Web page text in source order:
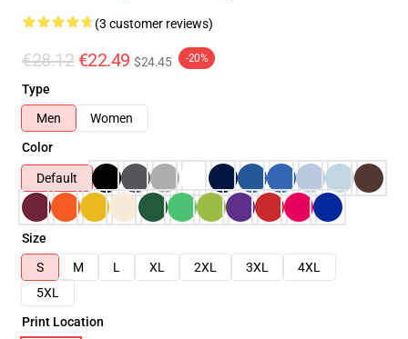
(3 customer reviews)
€28.12 €22.49 $24.45 -20%
Type
Men
Women
Color
Default
Size
S
M L XL 2XL 3XL
4XL
5XL
Print Location